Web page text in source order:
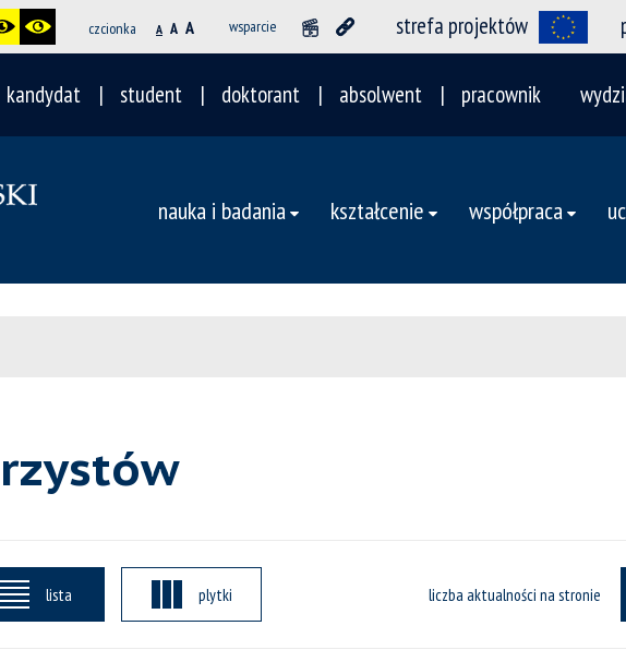
czcionka A A A wsparcie strefa projektów
kandydat student doktorant absolwent pracownik
nauka i badania kształcenie współpraca
lista plytki liczba aktualności na stronie